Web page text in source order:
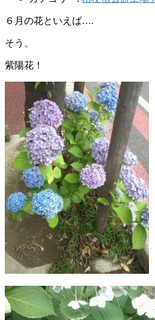
６月の花といえば….
そう、
紫陽花！